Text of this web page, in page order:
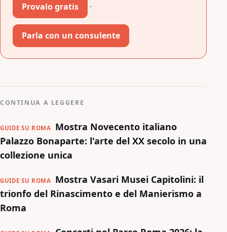
Provalo gratis ·
Parla con un consulente
CONTINUA A LEGGERE
GUIDE SU ROMA
Mostra Novecento italiano
Palazzo Bonaparte: l'arte del XX secolo in una
collezione unica
GUIDE SU ROMA
Mostra Vasari Musei Capitolini: il
trionfo del Rinascimento e del Manierismo a
Roma